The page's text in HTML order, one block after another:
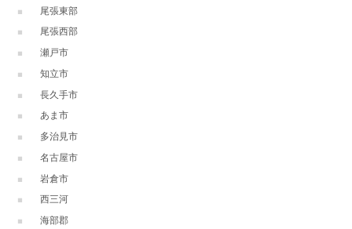
尾張東部
尾張西部
瀬戸市
知立市
長久手市
あま市
多治見市
名古屋市
岩倉市
西三河
海部郡